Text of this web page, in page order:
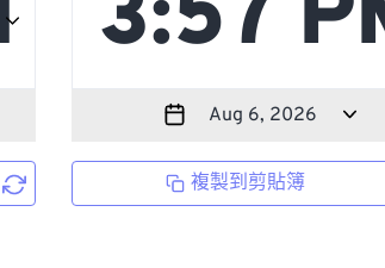
複製到剪貼簿